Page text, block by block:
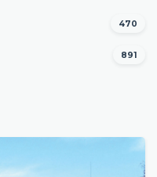
470
891